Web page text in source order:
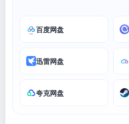
百度网盘
迅雷网盘
夸克网盘